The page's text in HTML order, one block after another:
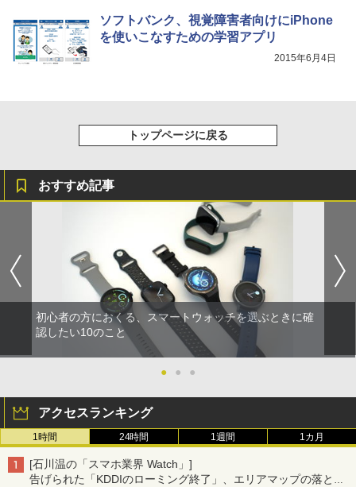
ソフトバンク、視覚障害者向けにiPhone
を使いこなすための学習アプリ
2015年6月4日
トップページに戻る
おすすめ記事
初心者の方におくる、スマートウォッチを選ぶときに確
認したい10のこと
● ● ●
アクセスランキング
1時間 24時間 1週間 1カ月
[石川温の「スマホ業界 Watch」]
告げられた「KDDIのローミング終了」、エリアマップの落とし